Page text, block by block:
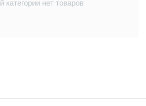
категории нет товаров